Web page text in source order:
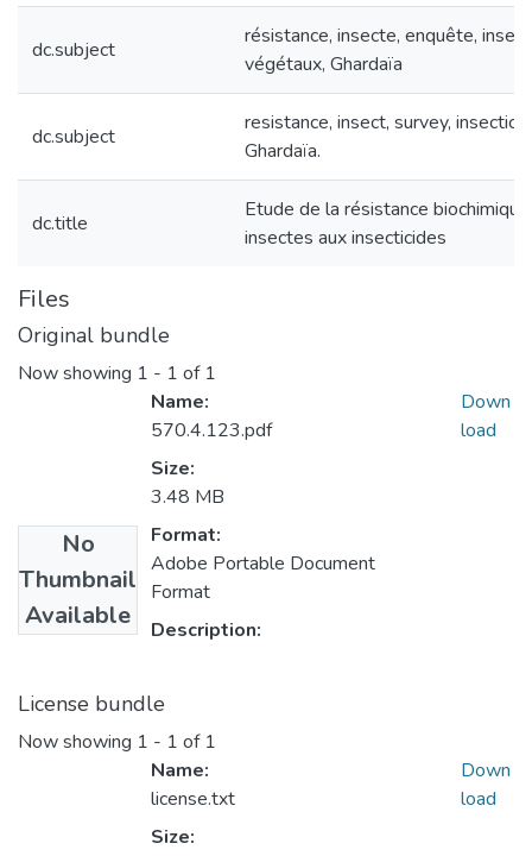
dc.subject
résistance, insecte, enquête,
végétaux, Ghardaïa
dc.subject
resistance, insect, survey,
Ghardaïa.
dc.title
Etude de la résistance
insectes aux insecticides
Files
Original bundle
Now showing 1 - 1 of 1
No
Thumbnail
Available
Name:
570.4.123.pdf
Size:
3.48 MB
Format:
Adobe Portable Document
Format
Description:
Down
load
License bundle
Now showing 1 - 1 of 1
Name:
license.txt
Size:
Down
load